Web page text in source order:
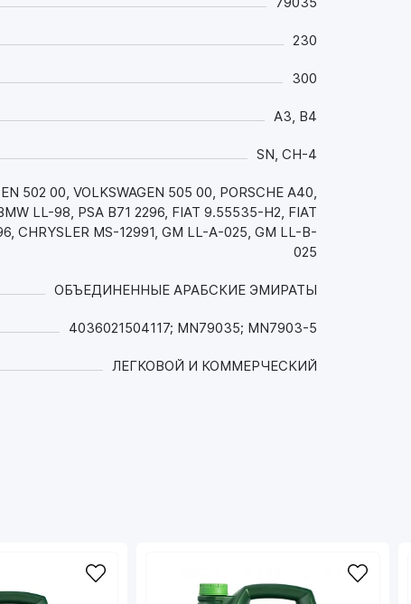
переменного качества (с содержанием серы
сочетании современным пакетом присадок
на протяжении всего интервала между
- Эстеровые компоненты масла обеспечивают
отличные противоизносные и антифрикционные
свойства за счёт исключительной прочности
увеличивает срок службы двигателя даже в
пуске;
- За счет превосходных моюще-
диспергирующих свойств и высочайшей
«мокрым» сцеплением.
230
300
A3, B4
SN, CH-4
502 00, VOLKSWAGEN 505 00, PORSCHE A40,
LL-98, PSA B71 2296, FIAT 9.55535-H2, FIAT
CHRYSLER MS-12991, GM LL-A-025, GM LL-B-
025
ОБЪЕДИНЕННЫЕ АРАБСКИЕ ЭМИРАТЫ
4036021504117; MN79035; MN7903-5
ЛЕГКОВОЙ И КОММЕРЧЕСКИЙ